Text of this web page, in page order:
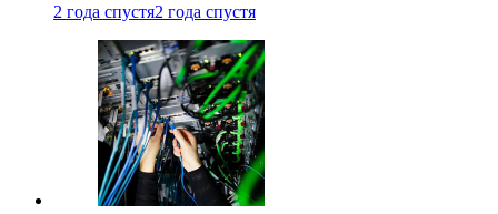
2 года спустя2 года спустя